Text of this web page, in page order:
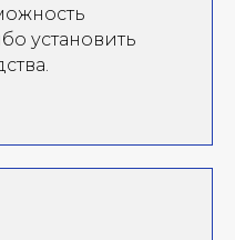
установить